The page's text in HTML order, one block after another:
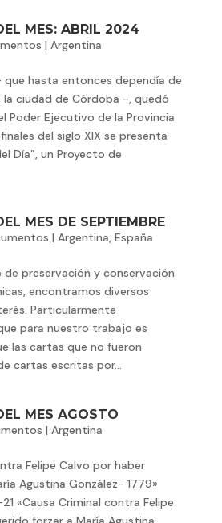
MES: ABRIL 2024
| Argentina
que hasta entonces dependía de
la ciudad de Córdoba -, quedó
Poder Ejecutivo de la Provincia
del siglo XIX se presenta
Día”, un Proyecto de
MES DE SEPTIEMBRE
| Argentina, España
preservación y conservación
encontramos diversos
Particularmente
para nuestro trabajo es
las cartas que no fueron
cartas escritas por...
MES AGOSTO
| Argentina
Felipe Calvo por haber
Agustina González- 1779»
«Causa Criminal contra Felipe